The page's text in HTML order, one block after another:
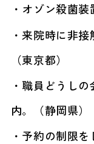
・オゾン殺菌装
・来院時に非
（東京都）
・職員どうし
内。（静岡県）
・予約の制限